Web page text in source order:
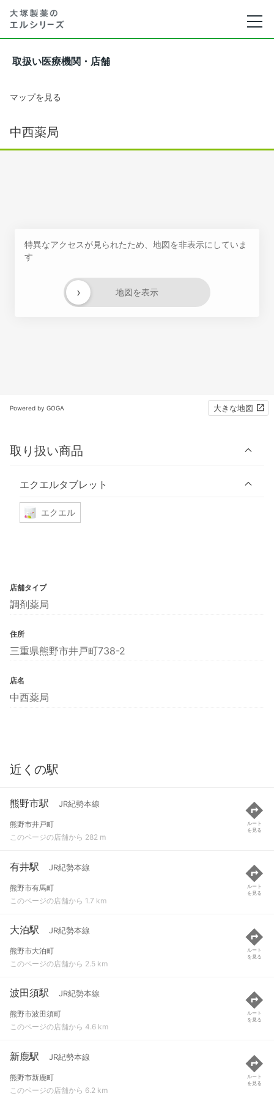
取扱い医療機関・店舗
マップを見る
中西薬局
特異なアクセスが見られたため、地図を非表示にしていま
す
地図を表示
›
Powered by GOGA 大きな地図
取り扱い商品
エクエルタブレット
エクエル
店舗タイプ
調剤薬局
住所
三重県熊野市井戸町738-2
店名
中西薬局
近くの駅
熊野市駅 JR紀勢本線
熊野市井戸町
このページの店舗から 282 m
ルート
を見る
有井駅 JR紀勢本線
熊野市有馬町
このページの店舗から 1.7 km
ルート
を見る
大泊駅 JR紀勢本線
熊野市大泊町
このページの店舗から 2.5 km
ルート
を見る
波田須駅 JR紀勢本線
熊野市波田須町
このページの店舗から 4.6 km
ルート
を見る
新鹿駅 JR紀勢本線
熊野市新鹿町
このページの店舗から 6.2 km
ルート
を見る